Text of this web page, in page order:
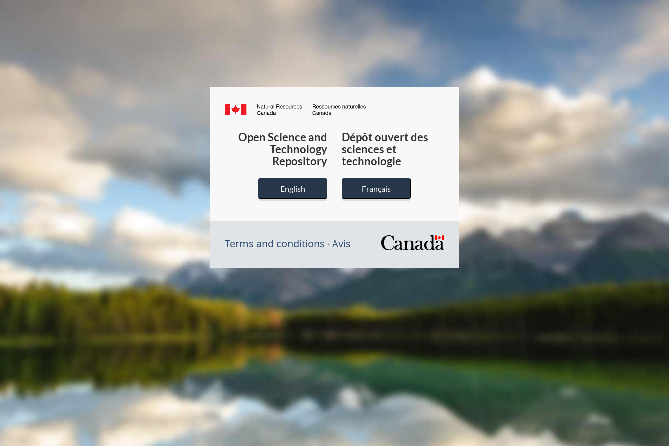
Canada.ca
du
Canada
Open Science and
Technology
Repository
English
Dépôt ouvert des
sciences et
technologie
Français
Terms and conditions Avis
/
gouvernement
du